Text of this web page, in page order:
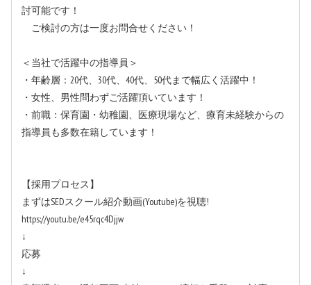
討可能です！
ご検討の方は一度お問合せください！
＜当社で活躍中の指導員＞
・年齢層：20代、30代、40代、50代まで幅広く活躍中！
・女性、男性問わずご活躍頂いています！
・前職：保育園・幼稚園、医療現場など、療育未経験からの
指導員も多数在籍しています！
【採用プロセス】
まずはSEDスクール紹介動画(Youtube)を視聴!
https://youtu.be/e45rqc4Djjw
↓
応募
↓